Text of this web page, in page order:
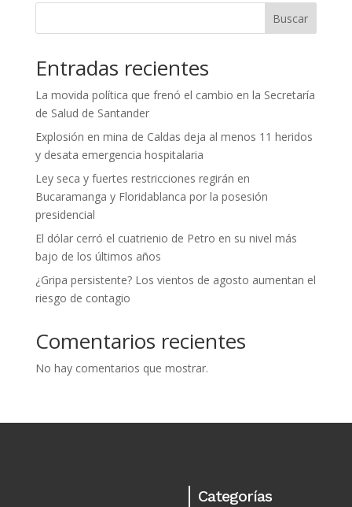
Buscar
Entradas recientes
La movida política que frenó el cambio en la Secretaría
de Salud de Santander
Explosión en mina de Caldas deja al menos 11 heridos
y desata emergencia hospitalaria
Ley seca y fuertes restricciones regirán en
Bucaramanga y Floridablanca por la posesión
presidencial
El dólar cerró el cuatrienio de Petro en su nivel más
bajo de los últimos años
¿Gripa persistente? Los vientos de agosto aumentan el
riesgo de contagio
Comentarios recientes
No hay comentarios que mostrar.
Categorías